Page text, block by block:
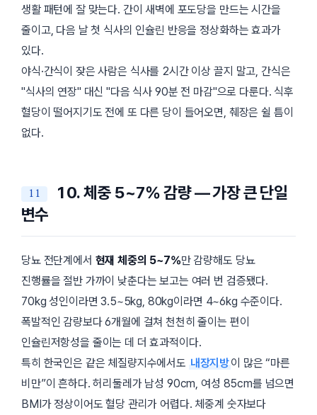
생활 패턴에 잘 맞는다. 간이 새벽에 포도당을 만드는 시간을
줄이고, 다음 날 첫 식사의 인슐린 반응을 정상화하는 효과가
있다.
야식·간식이 잦은 사람은 식사를 2시간 이상 끌지 말고, 간식은
식사의 연장
대신 다음 식사 90분 전 마감 으로 다룬다. 식후
혈당이 떨어지기도 전에 또 다른 당이 들어오면, 췌장은 쉴 틈이
없다.
10. 체중 5~7% 감량 — 가장 큰 단일
변수
당뇨 전단계에서 현재 체중의 5~7%만 감량해도 당뇨
진행률을 절반 가까이 낮춘다는 보고는 여러 번 검증됐다.
70kg 성인이라면 3.5~5kg, 80kg이라면 4~6kg 수준이다.
폭발적인 감량보다 6개월에 걸쳐 천천히 줄이는 편이
인슐린저항성을 줄이는 데 더 효과적이다.
특히 한국인은 같은 체질량지수에서도 내장지방이 많은 “마른
비만”이 흔하다. 허리둘레가 남성 90cm, 여성 85cm를 넘으면
BMI가 정상이어도 혈당 관리가 어렵다. 체중계 숫자보다